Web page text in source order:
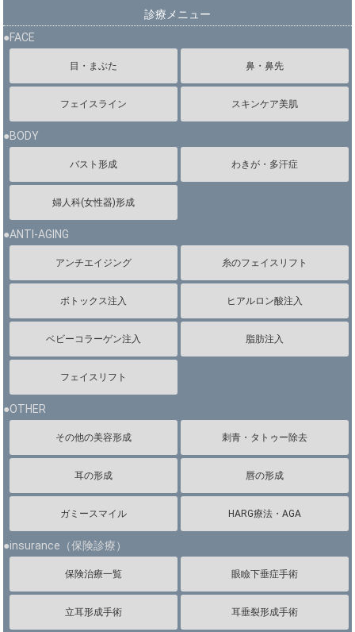
診療メニュー
●FACE
目・まぶた 鼻・鼻先
フェイスライン スキンケア美肌
●BODY
バスト形成 わきが・多汗症
婦人科(女性器)形成
●ANTI-AGING
アンチエイジング 糸のフェイスリフト
ボトックス注入 ヒアルロン酸注入
ベビーコラーゲン注入 脂肪注入
フェイスリフト
●OTHER
その他の美容形成 刺青・タトゥー除去
耳の形成 唇の形成
ガミースマイル HARG療法・AGA
●insurance（保険診療）
保険治療一覧 眼瞼下垂症手術
立耳形成手術 耳垂裂形成手術